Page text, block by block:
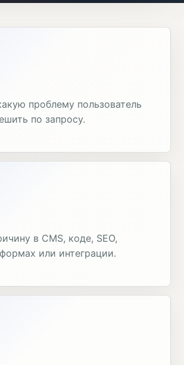
проблему пользователь
по запросу.
в CMS, коде, SEO,
или интеграции.